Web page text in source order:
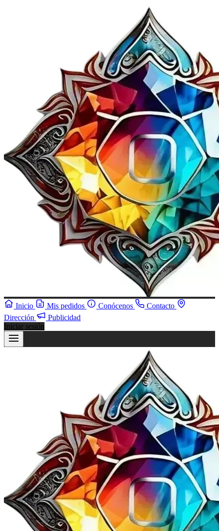
Inicio Mis pedidos Conócenos
Contacto
Dirección
Publicidad
Iniciar sesión